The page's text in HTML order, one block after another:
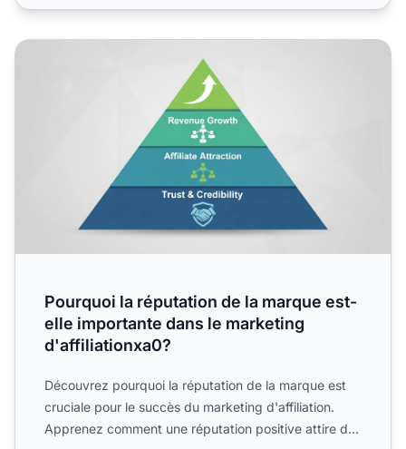
Pourquoi la réputation de la marque est-elle importante
Pourquoi la réputation de la marque est-
elle importante dans le marketing
d'affiliationxa0?
Découvrez pourquoi la réputation de la marque est
cruciale pour le succès du marketing d'affiliation.
Apprenez comment une réputation positive attire des